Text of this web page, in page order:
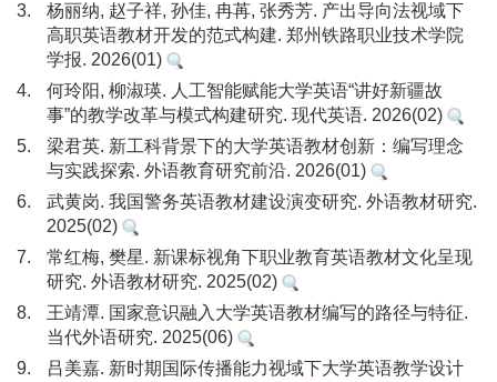
3.
杨丽纳, 赵子祥, 孙佳, 冉苒, 张秀芳. 产出导向法视域下
高职英语教材开发的范式构建. 郑州铁路职业技术学院
学报. 2026(01)
4.
何玲阳, 柳淑瑛. 人工智能赋能大学英语“讲好新疆故
事”的教学改革与模式构建研究. 现代英语. 2026(02)
5.
梁君英. 新工科背景下的大学英语教材创新：编写理念
与实践探索. 外语教育研究前沿. 2026(01)
6.
武黄岗. 我国警务英语教材建设演变研究. 外语教材研究.
2025(02)
7.
常红梅, 樊星. 新课标视角下职业教育英语教材文化呈现
研究. 外语教材研究. 2025(02)
8.
王靖潭. 国家意识融入大学英语教材编写的路径与特征.
当代外语研究. 2025(06)
9.
吕美嘉. 新时期国际传播能力视域下大学英语教学设计